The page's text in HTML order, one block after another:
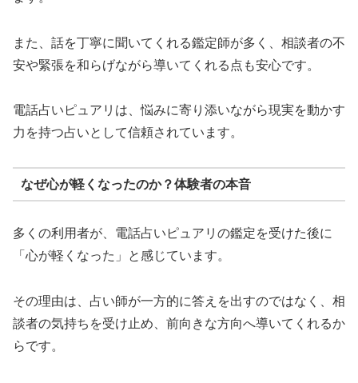
また、話を丁寧に聞いてくれる鑑定師が多く、相談者の不
安や緊張を和らげながら導いてくれる点も安心です。
電話占いピュアリは、悩みに寄り添いながら現実を動かす
力を持つ占いとして信頼されています。
なぜ心が軽くなったのか？体験者の本音
多くの利用者が、電話占いピュアリの鑑定を受けた後に
「心が軽くなった」と感じています。
その理由は、占い師が一方的に答えを出すのではなく、相
談者の気持ちを受け止め、前向きな方向へ導いてくれるか
らです。